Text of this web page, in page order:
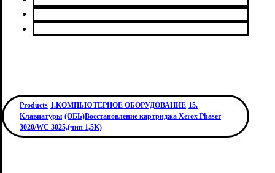
Products 1.КОМПЬЮТЕРНОЕ ОБОРУДОВАНИЕ 15.
Клавиатуры (ОБЬ)Восстановление картриджа Xerox Phaser
3020/WC 3025,(чип 1,5K)